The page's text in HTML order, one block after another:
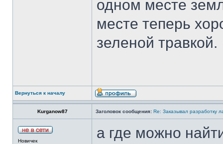
одном месте
месте теперь
зеленой травкой.
Вернуться к началу
Kurganow87 Заголовок сообщения: Re: Заказывал разработку
Новичек а где можно